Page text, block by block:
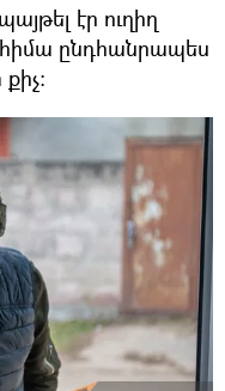
էր ուղիղ
ընդհանրապես